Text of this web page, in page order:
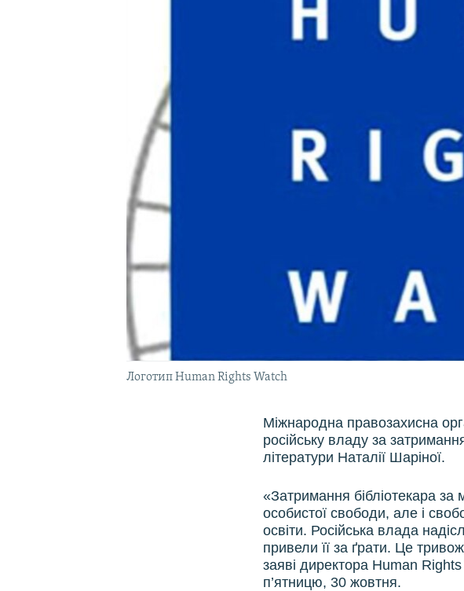
Логотип Human Rights Watch
Міжнародна правозахисна
російську владу за
літератури Наталії Шаріної.
«Затримання бібліотекара за
особистої свободи, але і
освіти. Російська влада
привели її за ґрати. Це
заяві директора Human
п’ятницю, 30 жовтня.